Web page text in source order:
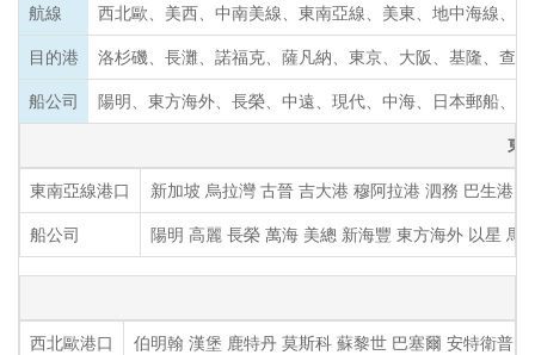
航線
西北歐、美西、中南美線、東南亞線、美東、地中海線、
目的港
洛杉磯、長灘、諾福克、薩凡納、東京、大阪、基隆、查
船公司
陽明、東方海外、長榮、中遠、現代、中海、日本郵船、
東
東南亞線港口
新加坡 烏拉灣 古晉 吉大港 穆阿拉港 泗務 巴生港
船公司
陽明 高麗 長榮 萬海 美總 新海豐 東方海外 以星
西北歐港口
伯明翰 漢堡 鹿特丹 莫斯科 蘇黎世 巴塞爾 安特衛普